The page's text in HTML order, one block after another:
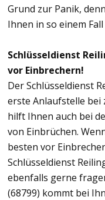
Grund zur Panik,
Ihnen in so einem
Schlüsseldienst
vor Einbrechern!
Der Schlüsseldienst
erste Anlaufstelle
hilft Ihnen auch bei
von Einbrüchen.
besten vor
Schlüsseldienst
ebenfalls gerne
(68799) kommt bei